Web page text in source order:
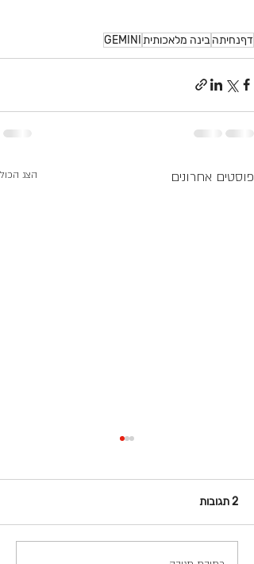
דףנחיתהבינה מלאכותית GEMINI
פוסטים אחרונים הצג הכול
2 תגובות